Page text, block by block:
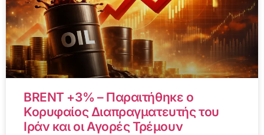
BRENT +3% – Παραιτήθηκε ο
Κορυφαίος Διαπραγματευτής του
Ιράν και οι Αγορές Τρέμουν